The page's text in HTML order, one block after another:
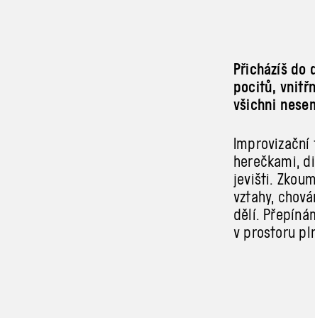
Přicházíš do
pocitů,
všichni
Improvizační
herečkami,
jevišti.
vztahy,
dělí.
v prostoru